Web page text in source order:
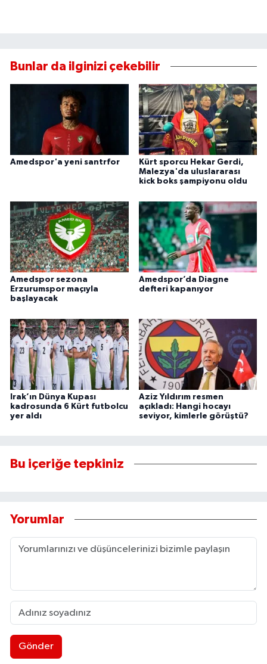
Bunlar da ilginizi çekebilir
Amedspor'a yeni santrfor
Kürt sporcu Hekar Gerdi,
Malezya'da uluslararası
kick boks şampiyonu oldu
Amedspor sezona
Erzurumspor maçıyla
başlayacak
Amedspor’da Diagne
defteri kapanıyor
Irak’ın Dünya Kupası
kadrosunda 6 Kürt futbolcu
yer aldı
Aziz Yıldırım resmen
açıkladı: Hangi hocayı
seviyor, kimlerle görüştü?
Bu içeriğe tepkiniz
Yorumlar
Gönder